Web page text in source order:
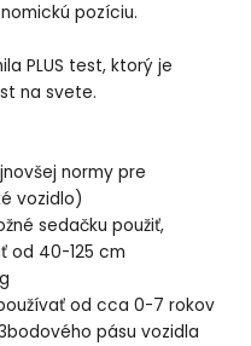
pozíciu.
PLUS test, ktorý je
na svete.
normy pre
vozidlo)
sedačku použiť,
od 40-125 cm
od cca 0-7 rokov
pásu vozidla